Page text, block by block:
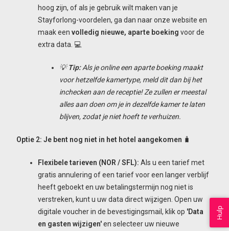
hoog zijn, of als je gebruik wilt maken van je
Stayforlong-voordelen, ga dan naar onze website en
maak een volledig nieuwe, aparte boeking voor de
extra data. 💻
💡Tip:Als je online een aparte boeking maakt
voor hetzelfde kamertype, meld dit dan bij het
inchecken aan de receptie! Ze zullen er meestal
alles aan doen om je in dezelfde kamer te laten
blijven, zodat je niet hoeft te verhuizen.
Optie 2: Je bent nog niet in het hotel aangekomen 🧳
Flexibele tarieven (NOR / SFL): Als u een tarief met
gratis annulering of een tarief voor een langer verblijf
heeft geboekt en uw betalingstermijn nog niet is
verstreken, kunt u uw data direct wijzigen. Open uw
digitale voucher in de bevestigingsmail, klik op 'Data
en gasten wijzigen'en selecteer uw nieuwe
Hulp